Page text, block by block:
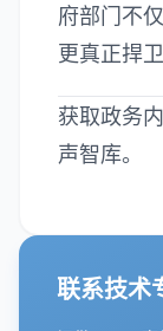
府部门不
更真正捍
获取政务
声智库。
联系技术